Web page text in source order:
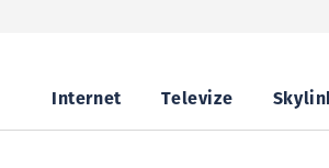
Internet Televize